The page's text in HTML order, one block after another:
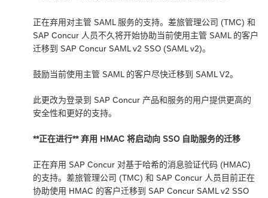
正在弃用对主管 SAML 服务的支持。差旅管理公司 (TMC) 和
SAP Concur 人员不久将开始协助当前使用主管 SAML 的客户
迁移到 SAP Concur SAML v2 SSO (SAML v2)。
鼓励当前使用主管 SAML 的客户尽快迁移到 SAML V2。
此更改为登录到 SAP Concur 产品和服务的用户提供更高的
安全性和更好的支持。
**正在进行** 弃用 HMAC 将启动向 SSO 自助服务的迁移
正在弃用 SAP Concur 对基于哈希的消息验证代码 (HMAC)
的支持。差旅管理公司 (TMC) 和 SAP Concur 人员目前正在
协助使用 HMAC 的客户迁移到 SAP Concur SAML v2 SSO